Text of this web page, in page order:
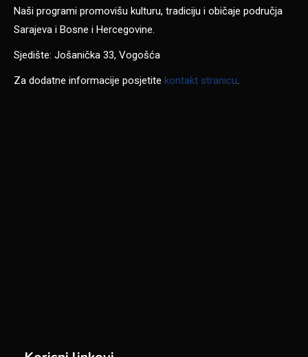
Naši programi promovišu kulturu, tradiciju i običaje područja
Sarajeva i Bosne i Hercegovine.
Sjedište: Jošanička 33, Vogošća
Za dodatne informacije posjetite kontakt stranicu.